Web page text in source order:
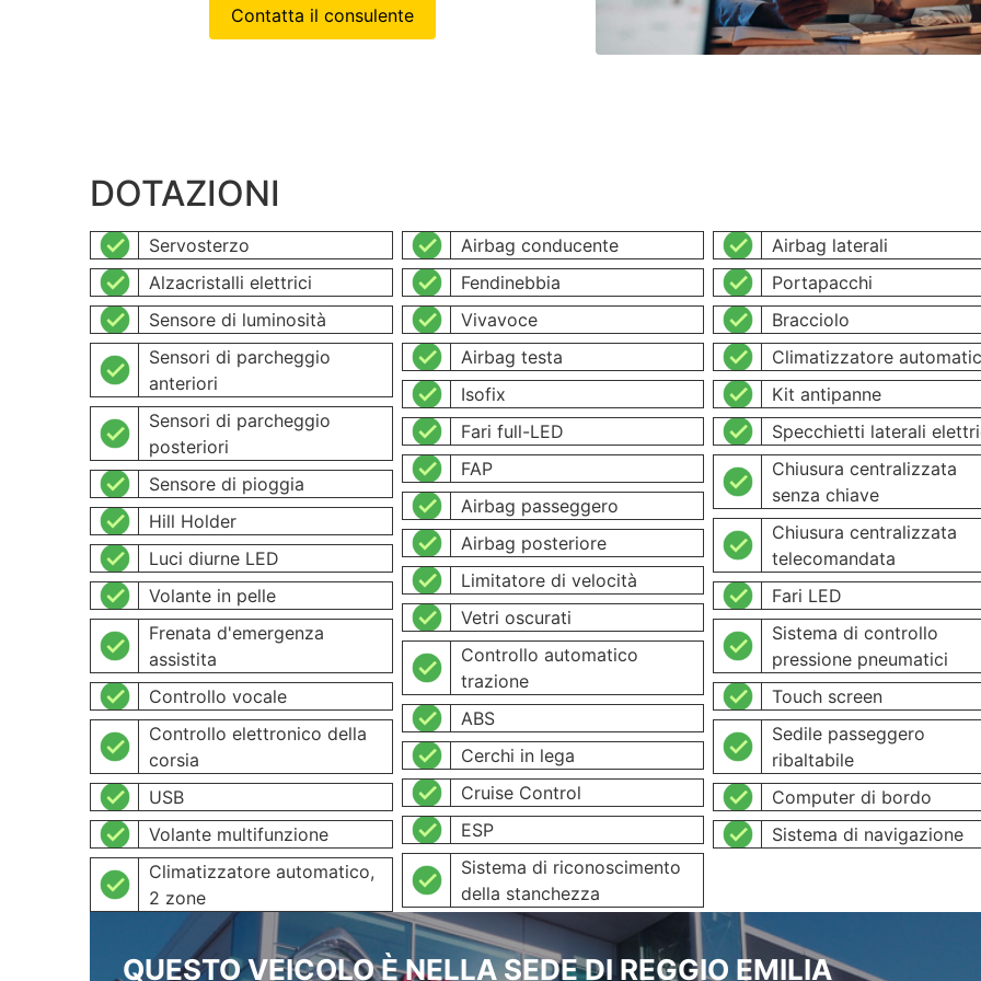
Contatta il consulente
DOTAZIONI
Servosterzo
Alzacristalli elettrici
Sensore di luminosità
Sensori di parcheggio
anteriori
Sensori di parcheggio
posteriori
Sensore di pioggia
Hill Holder
Luci diurne LED
Volante in pelle
Frenata d'emergenza
assistita
Controllo vocale
Controllo elettronico della
corsia
USB
Volante multifunzione
Climatizzatore automatico,
2 zone
Airbag conducente
Fendinebbia
Vivavoce
Airbag testa
Isofix
Fari full-LED
FAP
Airbag passeggero
Airbag posteriore
Limitatore di velocità
Vetri oscurati
Controllo automatico
trazione
ABS
Cerchi in lega
Cruise Control
ESP
Sistema di riconoscimento
della stanchezza
Airbag laterali
Portapacchi
Bracciolo
Climatizzatore
Kit antipanne
Specchietti laterali
Chiusura centralizzata
senza chiave
Chiusura centralizzata
telecomandata
Fari LED
Sistema di controllo
pressione pneumatici
Touch screen
Sedile passeggero
ribaltabile
Computer di bordo
Sistema di navigazione
QUESTO VEICOLO È NELLA SEDE DI REGGIO EMILIA